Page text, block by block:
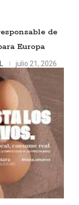
de
Europa
julio 21, 2026